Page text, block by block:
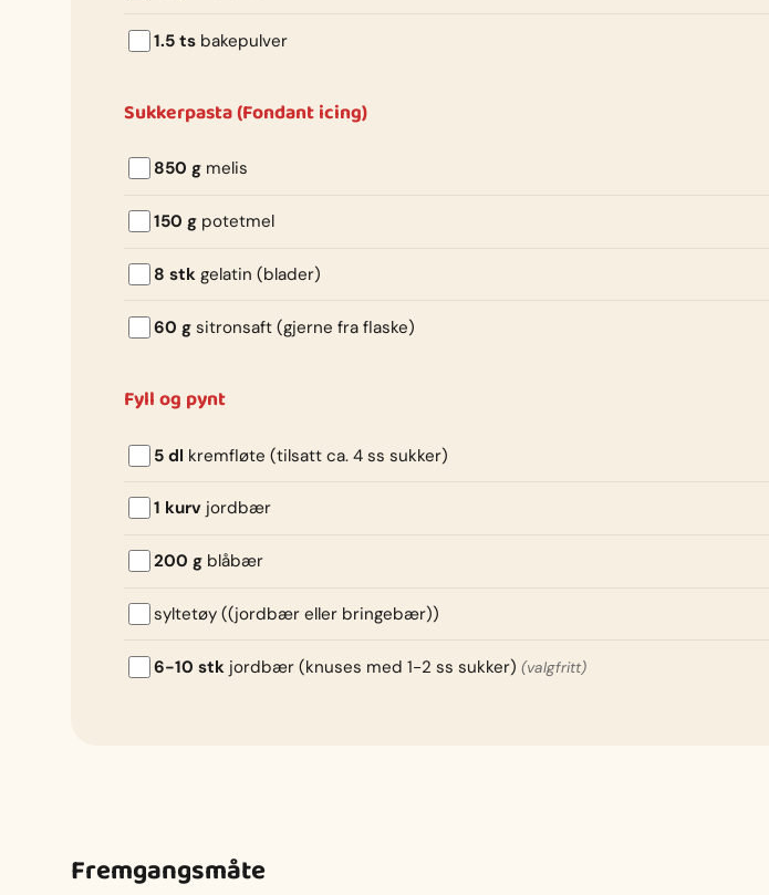
1.5 ts bakepulver
Sukkerpasta (Fondant icing)
850 g melis
150 g potetmel
8 stk gelatin (blader)
60 g sitronsaft (gjerne fra flaske)
Fyll og pynt
5 dl kremfløte (tilsatt ca. 4 ss sukker)
1 kurv jordbær
200 g blåbær
syltetøy ((jordbær eller bringebær))
6-10 stk jordbær (knuses med 1-2 ss sukker) (valgfritt)
Fremgangsmåte